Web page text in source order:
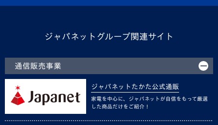
ジャパネットグループ関連サイト
通信販売事業
ジャパネットたかた公式通販
家電を中心に、ジャパネットが自信をもって厳選
した商品だけをご紹介！